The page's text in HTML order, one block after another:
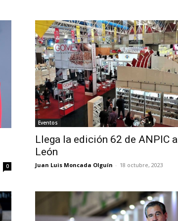
0
Eventos
Llega la edición 62 de ANPIC a
León
Juan Luis Moncada Olguín - 18 octubre, 2023